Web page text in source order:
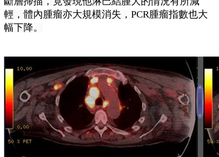
輕，體內腫瘤亦大規模消失，PCR腫瘤指數也大
幅下降。